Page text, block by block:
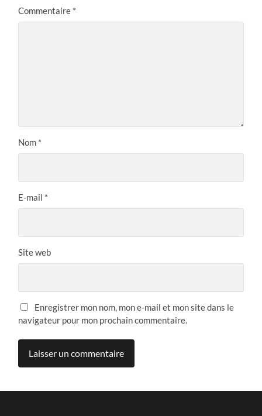
Commentaire *
Nom *
E-mail *
Site web
Enregistrer mon nom, mon e-mail et mon site dans le
navigateur pour mon prochain commentaire.